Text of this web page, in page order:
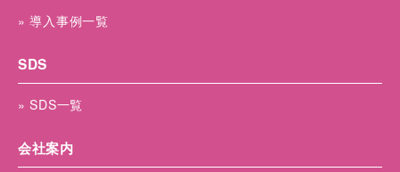
» 導入事例一覧
SDS
» SDS一覧
会社案内